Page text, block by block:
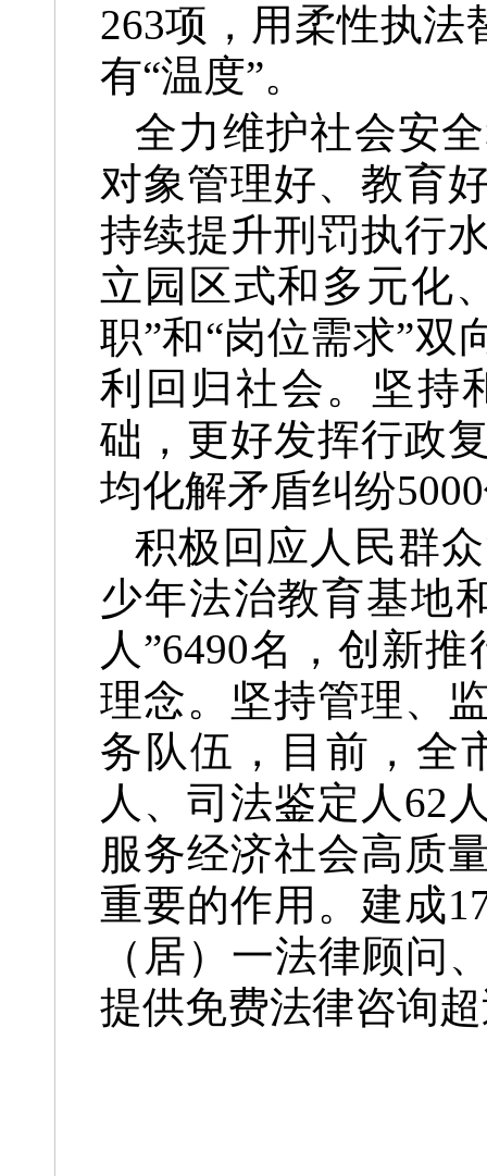
263项，用柔性执法
有“温度”。
全力维护社会安
对象管理好、教育
持续提升刑罚执行
立园区式和多元化
职”和“岗位需求”双
利回归社会。坚持
础，更好发挥行政
均化解矛盾纠纷
积极回应人民群
少年法治教育基地
人”6490名，创新
理念。坚持管理、
务队伍，目前，全
人、司法鉴定人62
服务经济社会高质
重要的作用。建成
（居）一法律顾问
提供免费法律咨询